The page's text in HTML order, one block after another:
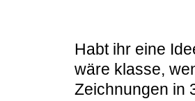
Habt ihr eine
wäre klasse,
Zeichnungen in